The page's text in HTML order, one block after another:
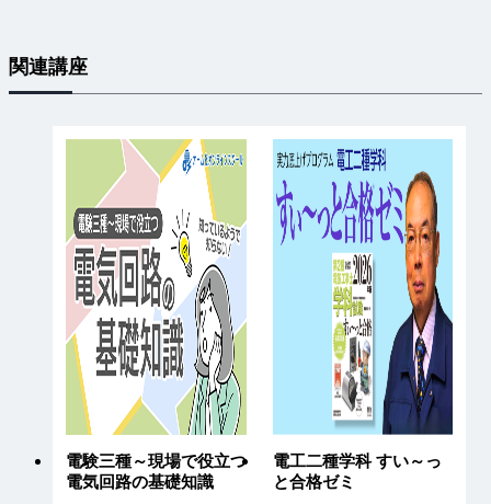
関連講座
電験三種～現場で役立つ
電気回路の基礎知識
電工二種学科 すい～っ
と合格ゼミ